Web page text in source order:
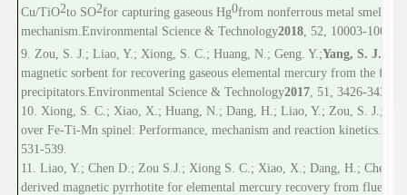
Cu/TiO2to SO2for capturing gaseous Hg0from nonferrous metal smelting
mechanism. Environmental Science & Technology2018 , 52, 10003-10010.
9. Zou, S. J.; Liao, Y.; Xiong, S. C.; Huang, N.; Geng. Y.;Yang, S. J.*
magnetic sorbent for recovering gaseous elemental mercury from the flue
precipitators. Environmental Science & Technology2017 , 51, 3426-3434.
10. Xiong, S. C.; Xiao, X.; Huang, N.; Dang, H.; Liao, Y.; Zou, S. J.;
over Fe-Ti-Mn spinel: Performance, mechanism and reaction kinetics.
531-539.
11. Liao, Y.; Chen D.; Zou S.J.; Xiong S. C.; Xiao, X.; Dang, H.; Chen,
derived magnetic pyrrhotite for elemental mercury recovery from flue gas.